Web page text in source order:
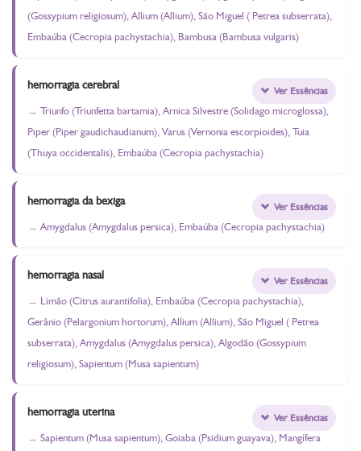
(Gossypium religiosum), Allium (Allium), São Miguel ( Petrea subserrata),
Embaúba (Cecropia pachystachia), Bambusa (Bambusa vulgaris)
hemorragia cerebral
Triunfo (Triunfetta bartamia), Arnica Silvestre (Solidago microglossa),
Piper (Piper gaudichaudianum), Varus (Vernonia escorpioides), Tuia
(Thuya occidentalis), Embaúba (Cecropia pachystachia)
Ver Essências
hemorragia da bexiga
Amygdalus (Amygdalus persica), Embaúba (Cecropia pachystachia)
Ver Essências
hemorragia nasal
Limão (Citrus aurantifolia), Embaúba (Cecropia pachystachia),
Gerânio (Pelargonium hortorum), Allium (Allium), São Miguel ( Petrea
subserrata), Amygdalus (Amygdalus persica), Algodão (Gossypium
religiosum), Sapientum (Musa sapientum)
Ver Essências
hemorragia uterina
Sapientum (Musa sapientum), Goiaba (Psidium guayava), Mangífera
Ver Essências